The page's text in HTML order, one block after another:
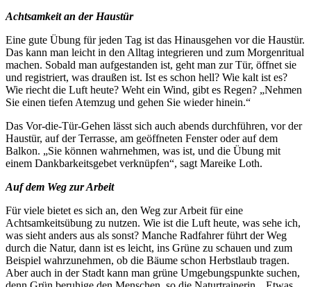
Achtsamkeit an der Haustür
Eine gute Übung für jeden Tag ist das Hinausgehen vor die Haustür.
Das kann man leicht in den Alltag integrieren und zum Morgenritual
machen. Sobald man aufgestanden ist, geht man zur Tür, öffnet sie
und registriert, was draußen ist. Ist es schon hell? Wie kalt ist es?
Wie riecht die Luft heute? Weht ein Wind, gibt es Regen? „Nehmen
Sie einen tiefen Atemzug und gehen Sie wieder hinein.“
Das Vor-die-Tür-Gehen lässt sich auch abends durchführen, vor der
Haustür, auf der Terrasse, am geöffneten Fenster oder auf dem
Balkon. „Sie können wahrnehmen, was ist, und die Übung mit
einem Dankbarkeitsgebet verknüpfen“, sagt Mareike Loth.
Auf dem Weg zur Arbeit
Für viele bietet es sich an, den Weg zur Arbeit für eine
Achtsamkeitsübung zu nutzen. Wie ist die Luft heute, was sehe ich,
was sieht anders aus als sonst? Manche Radfahrer führt der Weg
durch die Natur, dann ist es leicht, ins Grüne zu schauen und zum
Beispiel wahrzunehmen, ob die Bäume schon Herbstlaub tragen.
Aber auch in der Stadt kann man grüne Umgebungspunkte suchen,